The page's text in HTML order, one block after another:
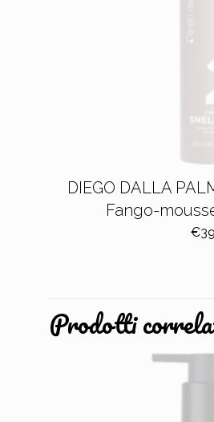
DIEGO DALLA
Fango-
€
Prodotti